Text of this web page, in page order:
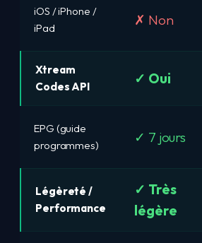
iOS / iPhone /
iPad
✗ Non
Xtream
Codes API
✓ Oui
EPG (guide
programmes)
✓ 7 jours
Légèreté /
Performance
✓ Très
légère